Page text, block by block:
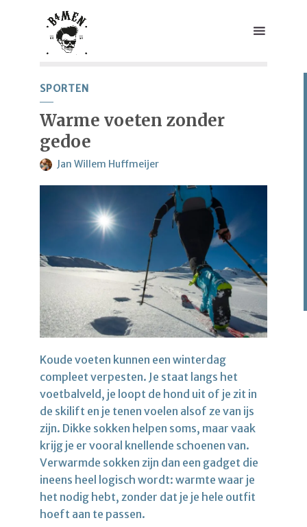
SPORTEN
Warme voeten zonder
gedoe
Jan Willem Huffmeijer
Koude voeten kunnen een winterdag
compleet verpesten. Je staat langs het
voetbalveld, je loopt de hond uit of je zit in
de skilift en je tenen voelen alsof ze van ijs
zijn. Dikke sokken helpen soms, maar vaak
krijg je er vooral knellende schoenen van.
Verwarmde sokken zijn dan een gadget die
ineens heel logisch wordt: warmte waar je
het nodig hebt, zonder dat je je hele outfit
hoeft aan te passen.